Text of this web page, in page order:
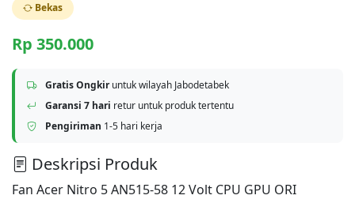
Bekas
Rp 350.000
Gratis Ongkiruntuk wilayah Jabodetabek
Garansi 7 hari retur untuk produk tertentu
Pengiriman 1-5 hari kerja
Deskripsi Produk
Fan Acer Nitro 5 AN515-58 12 Volt CPU GPU ORI